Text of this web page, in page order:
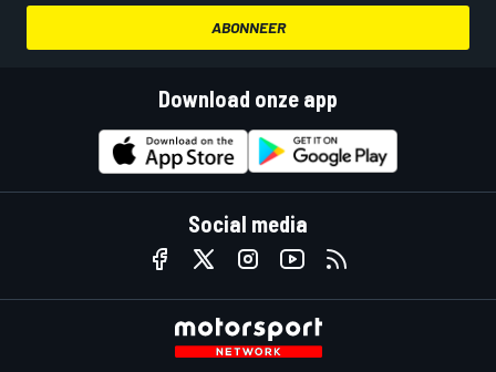
ABONNEER
Download onze app
Social media